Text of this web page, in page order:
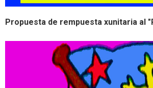
Propuesta de rempuesta xunitaria al